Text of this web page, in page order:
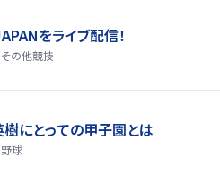
をライブ配信！
その他競技
にとっての甲子園とは
野球